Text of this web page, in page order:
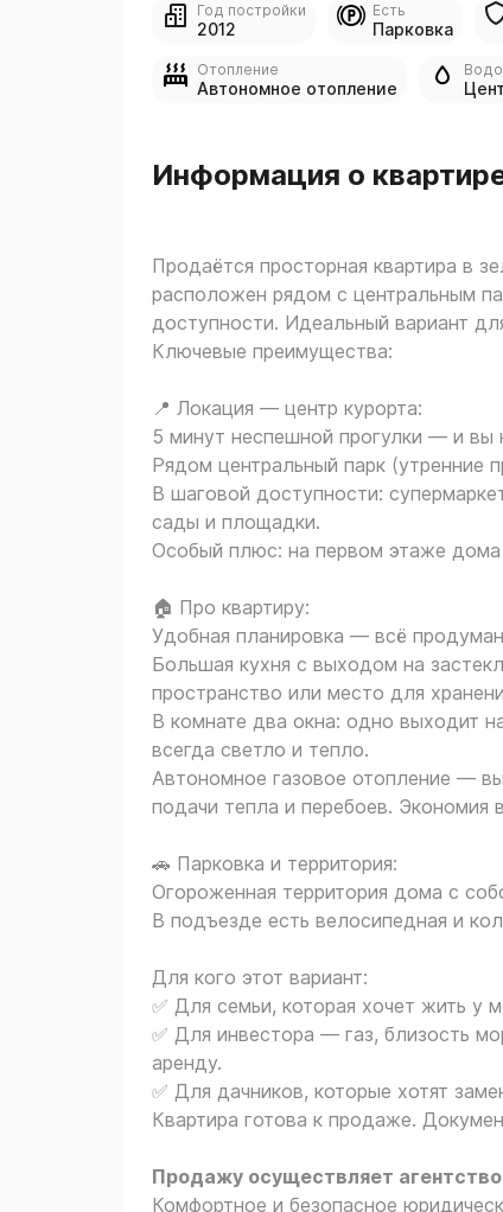
Год постройки
2012
Есть
Парковка
Отопление
Автономное отопление
Информация о
Продаётся просторная квартира в
расположен рядом с центральным
доступности. Идеальный вариант
Ключевые преимущества:
📍 Локация — центр курорта:
5 минут неспешной прогулки — и вы
Рядом центральный парк (утренние
В шаговой доступности:
сады и площадки.
Особый плюс: на первом этаже
🏠 Про квартиру:
Удобная планировка — всё
Большая кухня с выходом на
пространство или место для
В комнате два окна: одно выходит
всегда светло и тепло.
Автономное газовое отопление —
подачи тепла и перебоев. Экономия
🚗 Парковка и территория:
Огороженная территория дома с
В подъезде есть велосипедная и
Для кого этот вариант:
✅ Для семьи, которая хочет жить у
✅ Для инвестора — газ, близость
аренду.
✅ Для дачников, которые хотят
Квартира готова к продаже.
Продажу осуществляет
Комфортное и безопасное